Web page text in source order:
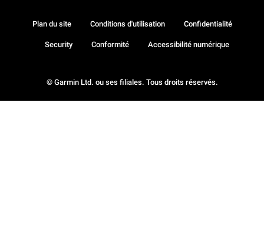
© Garmin Ltd. ou ses filiales. Tous droits réservés.
Plan du site Conditions d'utilisation Confidentialité
Security Conformité Accessibilité numérique